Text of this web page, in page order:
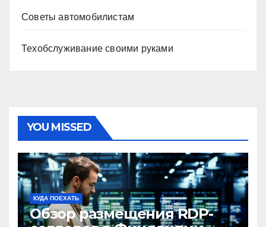
Советы автомобилистам
Техобслуживание своими руками
YOU MISSED
КУДА ПОЕХАТЬ
Обзор размещения RDP-